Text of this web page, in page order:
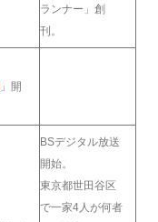
ランナー」創
刊。
」開
BSデジタル放送
開始。
東京都世田谷区
で一家4人が何者